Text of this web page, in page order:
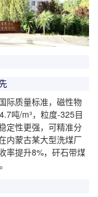
际质量标准，磁性物
吨/m³，粒度-325目
定性更强，可精准分
内蒙古某大型洗煤厂
率提升8%，矸石带煤